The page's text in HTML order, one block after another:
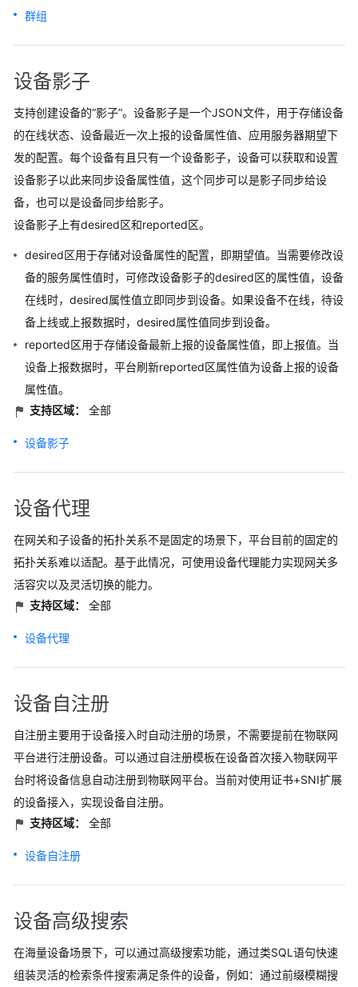
群组
设备影子
支持创建设备的“影子”。设备影子是一个JSON文件，用于存储设备
的在线状态、设备最近一次上报的设备属性值、应用服务器期望下
发的配置。每个设备有且只有一个设备影子，设备可以获取和设置
设备影子以此来同步设备属性值，这个同步可以是影子同步给设
备，也可以是设备同步给影子。
设备影子上有desired区和reported区。
desired区用于存储对设备属性的配置，即期望值。当需要修改设
备的服务属性值时，可修改设备影子的desired区的属性值，设备
在线时，desired属性值立即同步到设备。如果设备不在线，待设
备上线或上报数据时，desired属性值同步到设备。
reported区用于存储设备最新上报的设备属性值，即上报值。当
设备上报数据时，平台刷新reported区属性值为设备上报的设备
属性值。
支持区域：
全部
设备影子
设备代理
在网关和子设备的拓扑关系不是固定的场景下，平台目前的固定的
拓扑关系难以适配。基于此情况，可使用设备代理能力实现网关多
活容灾以及灵活切换的能力。
支持区域：
全部
设备代理
设备自注册
自注册主要用于设备接入时自动注册的场景，不需要提前在物联网
平台进行注册设备。可以通过自注册模板在设备首次接入物联网平
台时将设备信息自动注册到物联网平台。当前对使用证书+SNI扩展
的设备接入，实现设备自注册。
支持区域：
全部
设备自注册
设备高级搜索
在海量设备场景下，可以通过高级搜索功能，通过类SQL语句快速
组装灵活的检索条件搜索满足条件的设备，例如：通过前缀模糊搜